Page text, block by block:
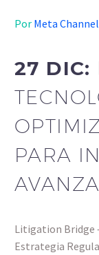
Por Meta
27 DIC:
PARA
Litigation Bridge
Estrategia